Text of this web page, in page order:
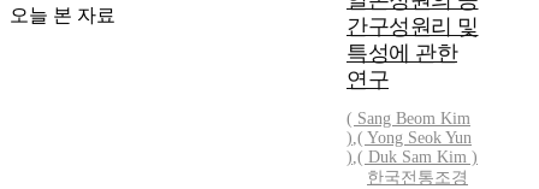
오늘 본 자료
간구성원리 및
특성에 관한
연구
( Sang Beom Kim
),( Yong Seok Yun
),( Duk Sam Kim )
한국전통조경